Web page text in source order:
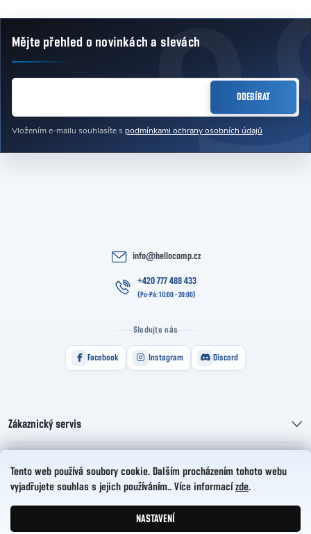
Tento web používá soubory cookie. Dalším procházením tohoto webu
vyjadřujete souhlas s jejich používáním.. Více informací zde.
NASTAVENÍ
Zápatí
Mějte přehled o novinkácha slevách
Vložením e-mailu souhlasíte s podmínkami ochrany osobních údajů
ODEBÍRAT
info@hellocomp.cz
+420 777 488 433
Sledujte nás
Facebook Instagram Discord
Zákaznický servis